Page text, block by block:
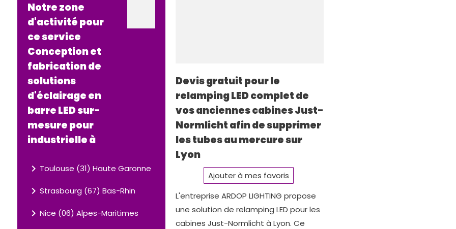
Notre zone
d'activité pour
ce service
Conception et
fabrication de
solutions
d'éclairage en
barre LED sur-
mesure pour
industrielle à
navigate_next Toulouse (31) Haute Garonne
navigate_next Strasbourg (67) Bas-Rhin
navigate_next Nice (06) Alpes-Maritimes
Devis gratuit pour le
relamping LED complet de
vos anciennes cabines Just-
Normlicht afin de supprimer
les tubes au mercure sur
Lyon
Ajouter à mes favoris
L'entreprise ARDOP LIGHTING propose
une solution de relamping LED pour les
cabines Just-Normlicht à Lyon. Ce